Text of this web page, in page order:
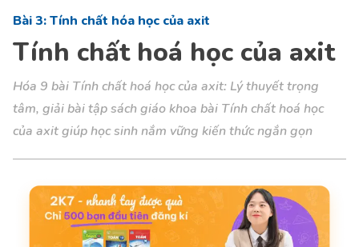
Bài 3: Tính chất hóa học của axit
Tính chất hoá học của axit
Hóa 9 bài Tính chất hoá học của axit: Lý thuyết trọng
tâm, giải bài tập sách giáo khoa bài Tính chất hoá học
của axit giúp học sinh nắm vững kiến thức ngắn gọn